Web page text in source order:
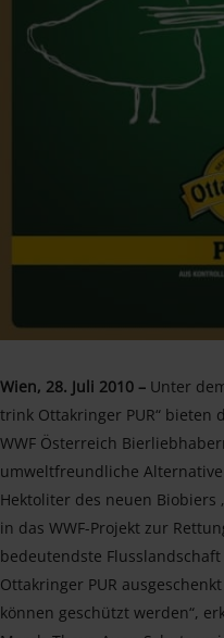
Wien, 28. Juli 2010 – Unter
trink Ottakringer PUR“
WWF Österreich
umweltfreundliche
Hektoliter des neuen Biobiers
in das WWF-Projekt zur
bedeutendste
Ottakringer PUR
können geschützt werden“,